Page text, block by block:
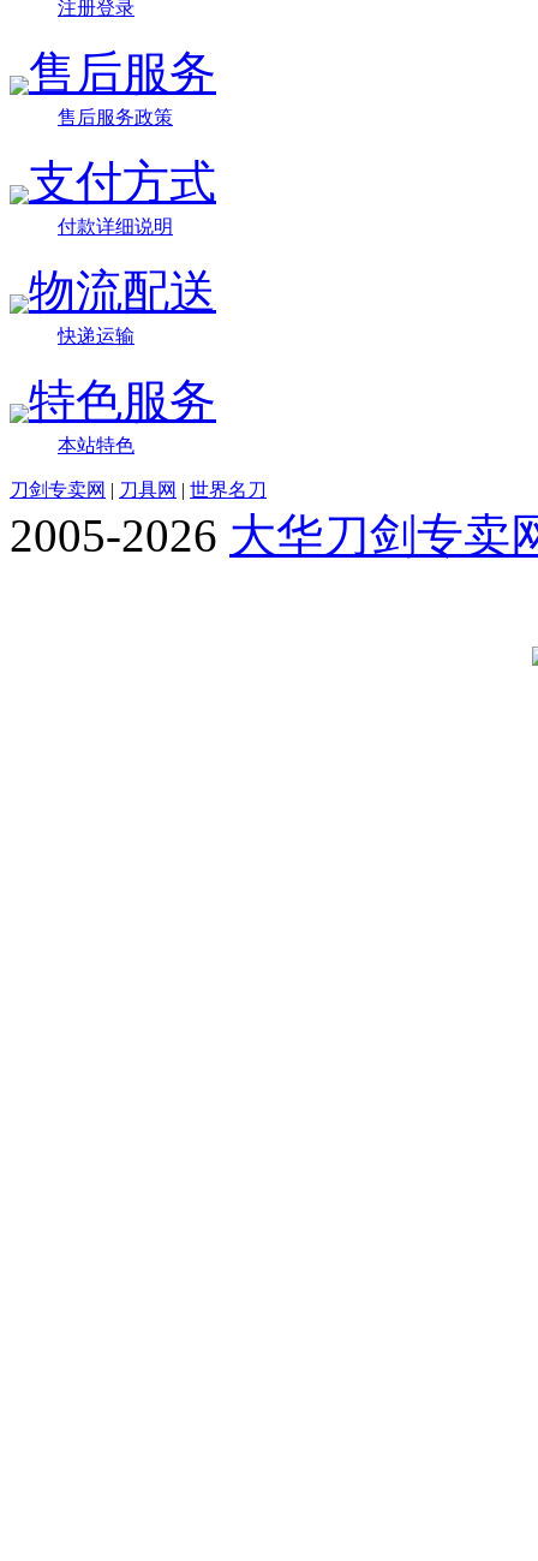
注册登录
售后服务
售后服务政策
支付方式
付款详细说明
物流配送
快递运输
特色服务
本站特色
刀剑专卖网 | 刀具网 | 世界名刀
2005-2026 大华刀剑专卖